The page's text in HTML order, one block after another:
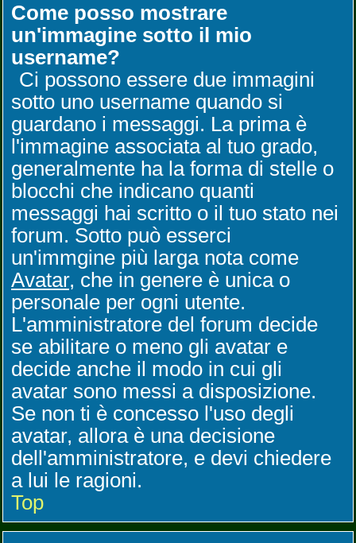
Come posso mostrare
un'immagine sotto il mio
username?
Ci possono essere due immagini
sotto uno username quando si
guardano i messaggi. La prima è
l'immagine associata al tuo grado,
generalmente ha la forma di stelle o
blocchi che indicano quanti
messaggi hai scritto o il tuo stato nei
forum. Sotto può esserci
un'immgine più larga nota come
Avatar, che in genere è unica o
personale per ogni utente.
L'amministratore del forum decide
se abilitare o meno gli avatar e
decide anche il modo in cui gli
avatar sono messi a disposizione.
Se non ti è concesso l'uso degli
avatar, allora è una decisione
dell'amministratore, e devi chiedere
a lui le ragioni.
Top